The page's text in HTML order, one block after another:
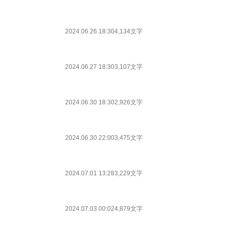
2024.06.26 18:304,134文字
2024.06.27 18:303,107文字
2024.06.30 18:302,926文字
2024.06.30 22:003,475文字
2024.07.01 13:283,229文字
2024.07.03 00:024,879文字